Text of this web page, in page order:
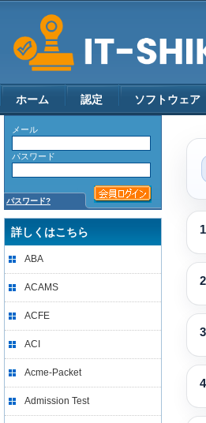
ホーム 認定 ソフトウェア
メール
パスワード
パスワード?
詳しくはこちら
ABA
ACAMS
ACFE
ACI
Acme-Packet
Admission Test